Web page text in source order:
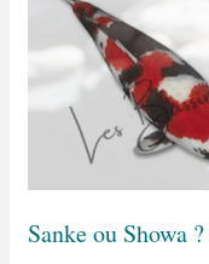
Sanke ou Showa
Showa
?
Comment
les
différencier?